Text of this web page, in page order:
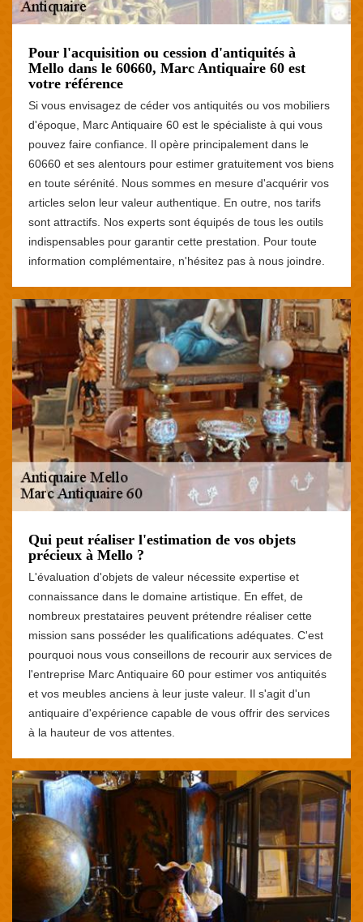
Pour l'acquisition ou cession d'antiquités à
Mello dans le 60660, Marc Antiquaire 60 est
votre référence
Si vous envisagez de céder vos antiquités ou vos mobiliers
d'époque, Marc Antiquaire 60 est le spécialiste à qui vous
pouvez faire confiance. Il opère principalement dans le
60660 et ses alentours pour estimer gratuitement vos biens
en toute sérénité. Nous sommes en mesure d'acquérir vos
articles selon leur valeur authentique. En outre, nos tarifs
sont attractifs. Nos experts sont équipés de tous les outils
indispensables pour garantir cette prestation. Pour toute
information complémentaire, n'hésitez pas à nous joindre.
Qui peut réaliser l'estimation de vos objets
précieux à Mello ?
L'évaluation d'objets de valeur nécessite expertise et
connaissance dans le domaine artistique. En effet, de
nombreux prestataires peuvent prétendre réaliser cette
mission sans posséder les qualifications adéquates. C'est
pourquoi nous vous conseillons de recourir aux services de
l'entreprise Marc Antiquaire 60 pour estimer vos antiquités
et vos meubles anciens à leur juste valeur. Il s'agit d'un
antiquaire d'expérience capable de vous offrir des services
à la hauteur de vos attentes.